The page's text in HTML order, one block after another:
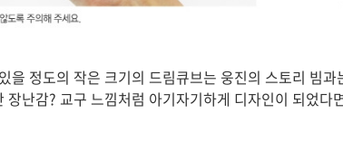
을 정도의 작은 크기의 드림큐브는 웅진의 스토리 빔
장난감? 교구 느낌처럼 아기자기하게 디자인이 되었다